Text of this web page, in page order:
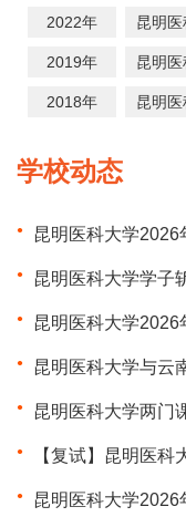
2022年 昆明
2019年 昆明
2018年 昆明
学校动态
昆明医科大学2026
昆明医科大学学子
昆明医科大学2026
昆明医科大学与云
昆明医科大学两门课程入
【复试】昆明医科大学
昆明医科大学